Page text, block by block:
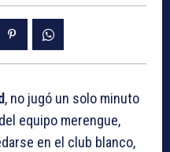
, no jugó un solo minuto
equipo merengue,
en el club blanco,